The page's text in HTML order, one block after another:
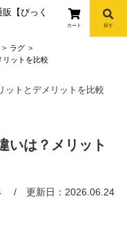
カート 探す
ラグ
リットを比較
いは？メリット
更新日：2026.06.24